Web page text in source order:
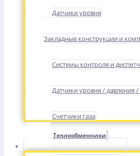
Датчики уровня
Закладные конструкции и
Системы контроля и
Датчики уровня / давления
Счетчики газа
Теплообменники